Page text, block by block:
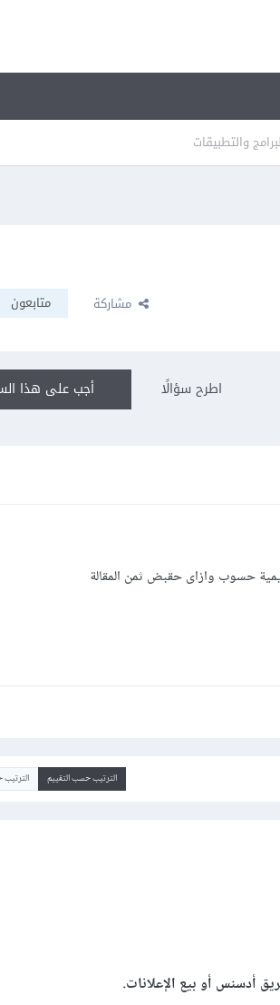
والتطبيقات
مشاركة متابعون
أجب على هذا اطرح سؤالًا
حسوب وازاى حقبض ثمن المقالة
الترتيب حسب التقييم
أدسنس أو بيع الإعلانات.